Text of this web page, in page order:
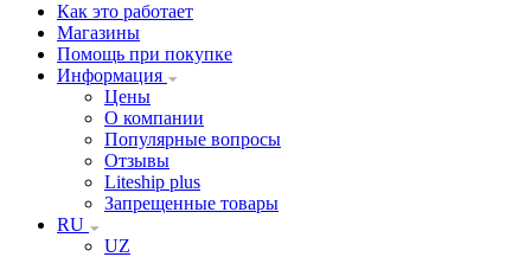
Как это работает
Магазины
Помощь при покупке
Информация
Цены
О компании
Популярные вопросы
Отзывы
Liteship plus
Запрещенные товары
RU
UZ